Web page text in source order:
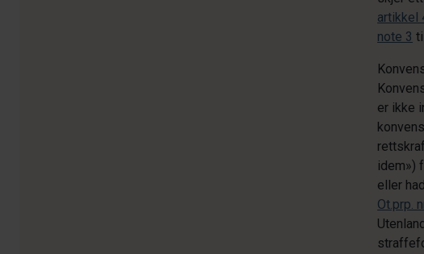
artikkel
note 3 til
er ikke
idem»)
eller
Ot.prp.